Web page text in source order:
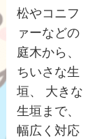
松やコニフ
ァーなどの
庭木から、
ちいさな生
垣、 大きな
生垣まで、
幅広く対応